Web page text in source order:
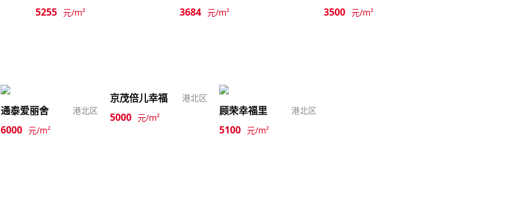
5255 元/m² 3684 元/m² 3500 元/m²
通泰爱丽舍 港北区
6000 元/m²
京茂倍儿幸福 港北区
5000 元/m²
顾荣幸福里 港北区
5100 元/m²